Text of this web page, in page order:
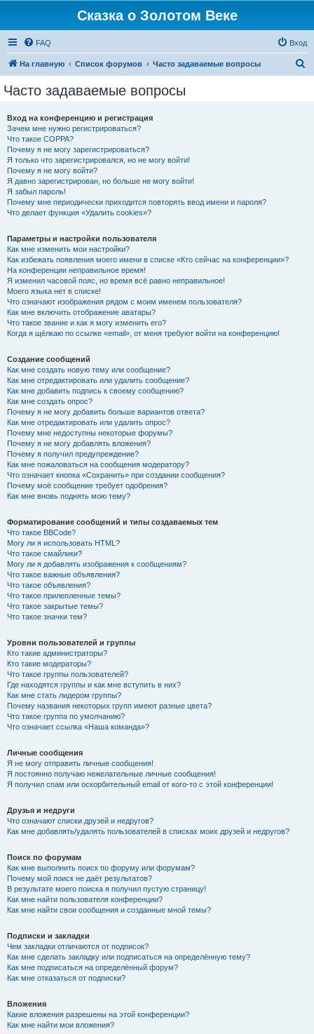
Сказка о Золотом Веке
FAQ Вход
На главную Список форумов Часто задаваемые вопросы
Часто задаваемые вопросы
Вход на конференцию и регистрация
Зачем мне нужно регистрироваться?
Что такое COPPA?
Почему я не могу зарегистрироваться?
Я только что зарегистрировался, но не могу войти!
Почему я не могу войти?
Я давно зарегистрирован, но больше не могу войти!
Я забыл пароль!
Почему мне периодически приходится повторять ввод имени и пароля?
Что делает функция «Удалить cookies»?
Параметры и настройки пользователя
Как мне изменить мои настройки?
Как избежать появления моего имени в списке «Кто сейчас на конференции»?
На конференции неправильное время!
Я изменил часовой пояс, но время всё равно неправильное!
Моего языка нет в списке!
Что означают изображения рядом с моим именем пользователя?
Как мне включить отображение аватары?
Что такое звание и как я могу изменить его?
Когда я щёлкаю по ссылке «email», от меня требуют войти на конференцию!
Создание сообщений
Как мне создать новую тему или сообщение?
Как мне отредактировать или удалить сообщение?
Как мне добавить подпись к своему сообщению?
Как мне создать опрос?
Почему я не могу добавить больше вариантов ответа?
Как мне отредактировать или удалить опрос?
Почему мне недоступны некоторые форумы?
Почему я не могу добавлять вложения?
Почему я получил предупреждение?
Как мне пожаловаться на сообщения модератору?
Что означает кнопка «Сохранить» при создании сообщения?
Почему моё сообщение требует одобрения?
Как мне вновь поднять мою тему?
Форматирование сообщений и типы создаваемых тем
Что такое BBCode?
Могу ли я использовать HTML?
Что такое смайлики?
Могу ли я добавлять изображения к сообщениям?
Что такое важные объявления?
Что такое объявления?
Что такое прилепленные темы?
Что такое закрытые темы?
Что такое значки тем?
Уровни пользователей и группы
Кто такие администраторы?
Кто такие модераторы?
Что такое группы пользователей?
Где находятся группы и как мне вступить в них?
Как мне стать лидером группы?
Почему названия некоторых групп имеют разные цвета?
Что такое группа по умолчанию?
Что означает ссылка «Наша команда»?
Личные сообщения
Я не могу отправить личные сообщения!
Я постоянно получаю нежелательные личные сообщения!
Я получил спам или оскорбительный email от кого-то с этой конференции!
Друзья и недруги
Что означают списки друзей и недругов?
Как мне добавлять/удалять пользователей в списках моих друзей и недругов?
Поиск по форумам
Как мне выполнить поиск по форуму или форумам?
Почему мой поиск не даёт результатов?
В результате моего поиска я получил пустую страницу!
Как мне найти пользователя конференции?
Как мне найти свои сообщения и созданные мной темы?
Подписки и закладки
Чем закладки отличаются от подписок?
Как мне сделать закладку или подписаться на определённую тему?
Как мне подписаться на определённый форум?
Как мне отказаться от подписки?
Вложения
Какие вложения разрешены на этой конференции?
Как мне найти мои вложения?